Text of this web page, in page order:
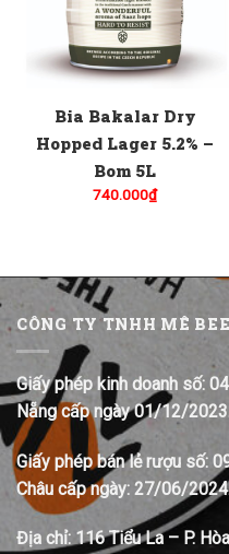
Bia Bakalar Dry
Hopped Lager 5.2% –
Bom 5L
740.000₫
CÔNG TY TNHH MÊ
Giấy phép kinh doanh số:
Nẵng cấp ngày 01/12/
Giấy phép bán lẻ rượu số:
Châu cấp ngày: 27/06/
Địa chỉ: 116 Tiểu La – P.